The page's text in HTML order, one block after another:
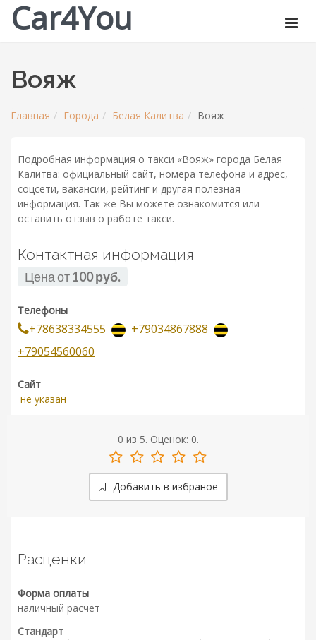
Car4You
Вояж
Главная Города Белая Калитва Вояж
Подробная информация о такси «Вояж» города Белая
Калитва: официальный сайт, номера телефона и адрес,
соцсети, вакансии, рейтинг и другая полезная
информация. Так же Вы можете ознакомится или
оставить отзыв о работе такси.
Контактная информация
Цена от100 руб.
Телефоны
+78638334555
+79034867888
+79054560060
Сайт
не указан
0 из 5. Оценок: 0.
Добавить в избраное
Расценки
Форма оплаты
наличный расчет
Стандарт